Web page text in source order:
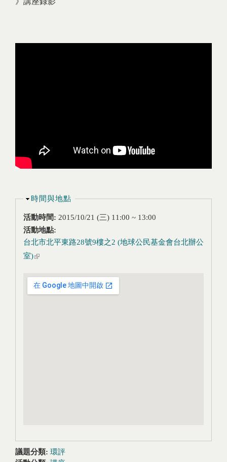
隱藏
時間與地點
活動時間: 2015/10/21 (三) 11:00 ~ 13:00
活動地點:
台北市北平東路28號9樓之2 (地球公民基金會台北辦公
室)(link is external)
議題分類: 環評